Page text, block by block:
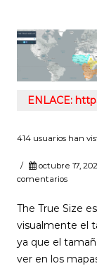
ENLACE:
414 usuarios han
/ octubre 17,
comentarios
The True Size
visualmente el
ya que el
ver en los